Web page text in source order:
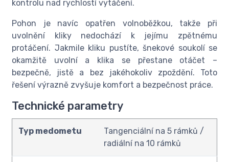
kontrolu nad rychlostí vytáčení.
Pohon je navíc opatřen volnoběžkou, takže při
uvolnění kliky nedochází k jejímu zpětnému
protáčení. Jakmile kliku pustíte, šnekové soukolí se
okamžitě uvolní a klika se přestane otáčet –
bezpečně, jistě a bez jakéhokoliv zpoždění. Toto
řešení výrazně zvyšuje komfort a bezpečnost práce.
Technické parametry
Typ medometu
Tangenciální na 5 rámků /
radiální na 10 rámků